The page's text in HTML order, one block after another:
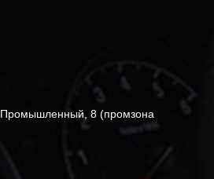
Промышленный, 8 (промзона